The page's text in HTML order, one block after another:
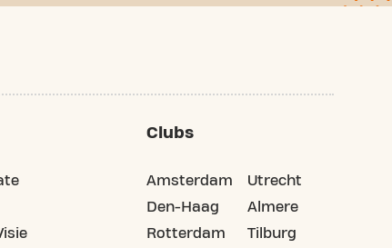
Clubs
Amsterdam
Den-Haag
Rotterdam
Utrecht
Almere
Tilburg